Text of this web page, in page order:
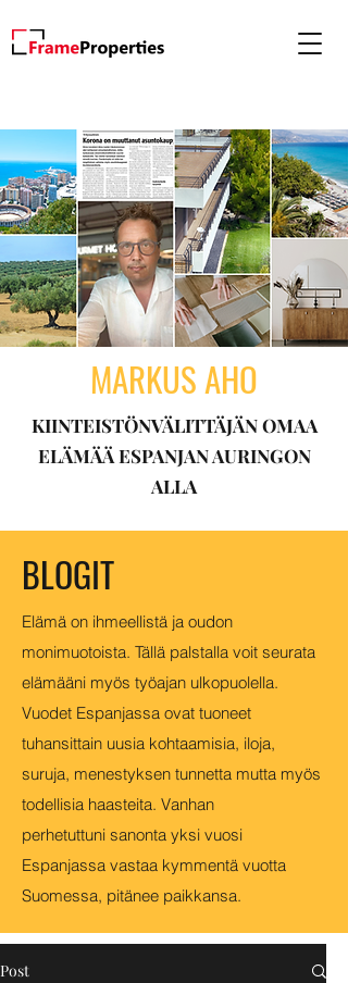
MARKUS AHO
KIINTEISTÖNVÄLITTÄJÄN OMAA
ELÄMÄÄ ESPANJAN AURINGON
ALLA
BLOGIT
Elämä on ihmeellistä ja oudon
monimuotoista. Tällä palstalla voit seurata
elämääni myös työajan ulkopuolella.
Vuodet Espanjassa ovat tuoneet
tuhansittain uusia kohtaamisia, iloja,
suruja, menestyksen tunnetta mutta myös
todellisia haasteita. Vanhan
perhetuttuni sanonta yksi vuosi
Espanjassa vastaa kymmentä vuotta
Suomessa, pitänee paikkansa.
Post